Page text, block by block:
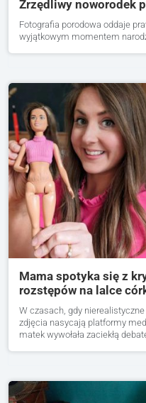
Zrzędliwy noworodek
Fotografia porodowa oddaje
wyjątkowym momentem
Mama spotyka się z
rozstępów na lalce
W czasach, gdy
zdjęcia nasycają platformy
matek wywołała zaciekłą